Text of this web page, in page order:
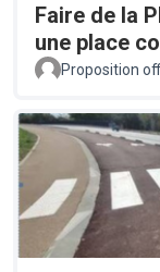
Faire de la
une place
Proposition